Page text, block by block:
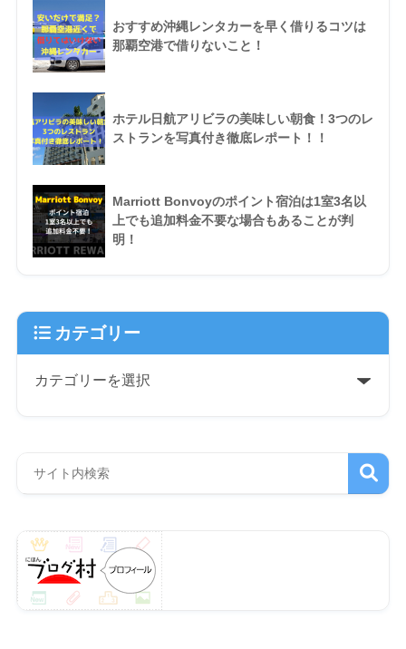
おすすめ沖縄レンタカーを早く借りるコツは
那覇空港で借りないこと！
ホテル日航アリビラの美味しい朝食！3つのレ
ストランを写真付き徹底レポート！！
Marriott Bonvoyのポイント宿泊は1室3名以
上でも追加料金不要な場合もあることが判
明！
カテゴリー